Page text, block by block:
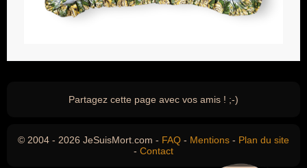
Partagez cette page avec vos amis ! ;-)
© 2004 - 2026 JeSuisMort.com - FAQ - Mentions - Plan du site
- Contact